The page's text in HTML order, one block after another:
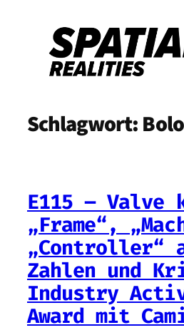
springen
Schlagwort:
E115 – Valve
„Frame“,
„Controller“
Zahlen und
Industry
Award mit